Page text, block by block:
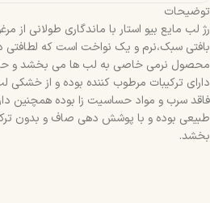
توضیحات
رژ لب مایع بیو استار با ماندگاری طولانی از
بافتی سبک،نرم و یک نواخت است که
محصول نرمی خاصی به لب ها می بخشد و
دارای ترکیبات مرطوب کننده بوده و از خشکی
فاقد سرب و مواد حساسیت زا بوده همچنین
طبیعی بوده و با پوشش دهی صاف و بدون
بخشد.